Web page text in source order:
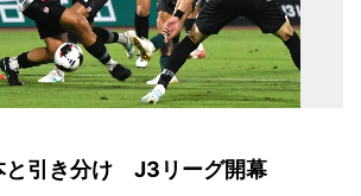
と引き分け J3リーグ開幕